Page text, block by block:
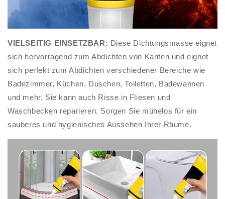
VIELSEITIG EINSETZBAR: Diese Dichtungsmasse eignet
sich hervorragend zum Abdichten von Kanten und eignet
sich perfekt zum Abdichten verschiedener Bereiche wie
Badezimmer, Küchen, Duschen, Toiletten, Badewannen
und mehr. Sie kann auch Risse in Fliesen und
Waschbecken reparieren. Sorgen Sie mühelos für ein
sauberes und hygienisches Aussehen Ihrer Räume.